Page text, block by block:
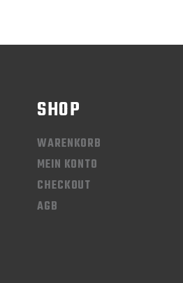
SHOP
WARENKORB
MEIN KONTO
CHECKOUT
AGB